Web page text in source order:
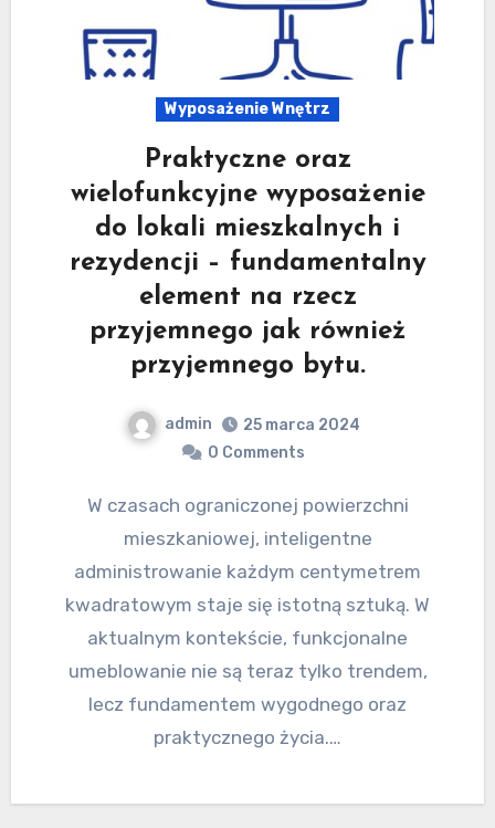
Wyposażenie Wnętrz
Praktyczne oraz
wielofunkcyjne wyposażenie
do lokali mieszkalnych i
rezydencji – fundamentalny
element na rzecz
przyjemnego jak również
przyjemnego bytu.
admin
25 marca 2024
0 Comments
W czasach ograniczonej powierzchni
mieszkaniowej, inteligentne
administrowanie każdym centymetrem
kwadratowym staje się istotną sztuką. W
aktualnym kontekście, funkcjonalne
umeblowanie nie są teraz tylko trendem,
lecz fundamentem wygodnego oraz
praktycznego życia.…